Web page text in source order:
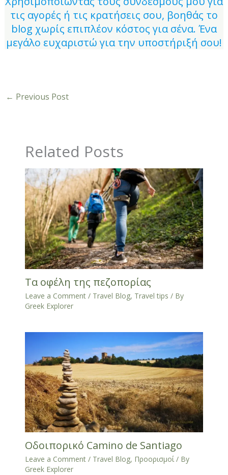
τις αγορές ή τις κρατήσεις σου, βοηθάς το
blog χωρίς επιπλέον κόστος για σένα. Ένα
μεγάλο ευχαριστώ για την υποστήριξή σου!
← Previous Post
Related Posts
Τα οφέλη της πεζοπορίας
Leave a Comment / Travel Blog, Travel tips / By
Greek Explorer
Οδοιπορικό Camino de Santiago
Leave a Comment / Travel Blog, Προορισμοί/ By
Greek Explorer